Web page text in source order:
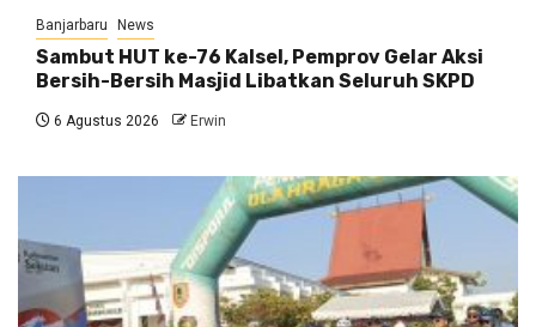
Banjarbaru News
Sambut HUT ke-76 Kalsel, Pemprov Gelar Aksi
Bersih-Bersih Masjid Libatkan Seluruh SKPD
6 Agustus 2026 Erwin